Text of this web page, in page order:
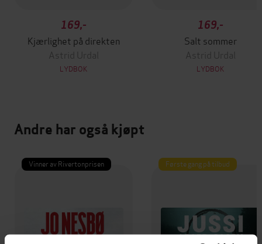
169,-
Kjærlighet på direkten
Astrid Urdal
LYDBOK
169,-
Salt sommer
Astrid Urdal
LYDBOK
Andre har også kjøpt
Vinner av Rivertonprisen Første gang på tilbud